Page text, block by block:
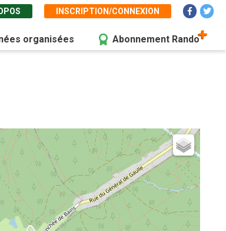
INSCRIPTION/CONNEXION
organisées Abonnement Rando